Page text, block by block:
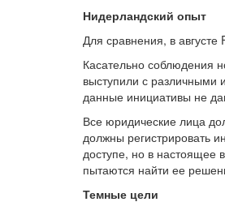
Нидерландский опыт
Для сравнения, в
Касательно соблюдения
выступили с различными
данные инициативы не
Все юридические лица
должны регистрировать
доступе, но в настоящее
пытаются найти ее
Темные цели